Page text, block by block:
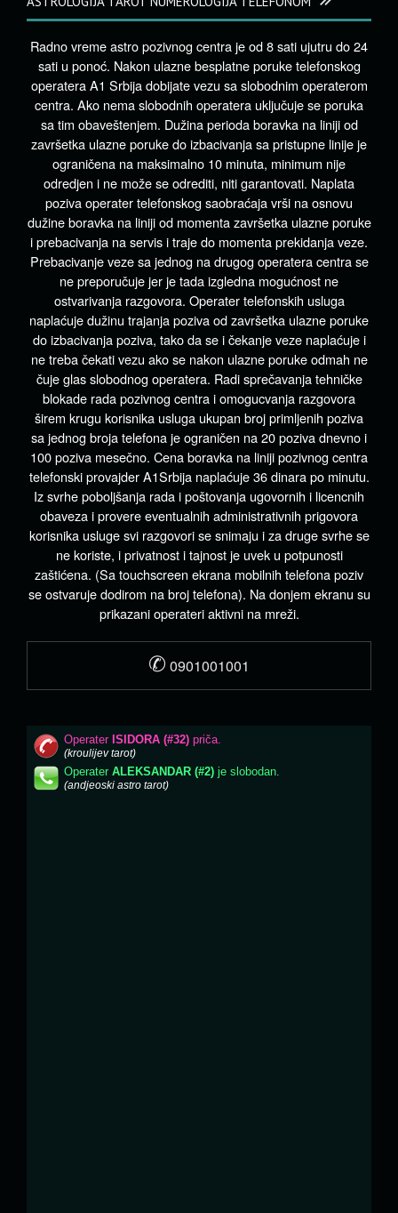
Radno vreme astro pozivnog centra je od 8 sati ujutru do 24
sati u ponoć. Nakon ulazne besplatne poruke telefonskog
operatera A1 Srbija dobijate vezu sa slobodnim operaterom
centra. Ako nema slobodnih operatera uključuje se poruka
sa tim obaveštenjem. Dužina perioda boravka na liniji od
završetka ulazne poruke do izbacivanja sa pristupne linije je
ograničena na maksimalno 10 minuta, minimum nije
odredjen i ne može se odrediti, niti garantovati. Naplata
poziva operater telefonskog saobraćaja vrši na osnovu
dužine boravka na liniji od momenta završetka ulazne poruke
i prebacivanja na servis i traje do momenta prekidanja veze.
Prebacivanje veze sa jednog na drugog operatera centra se
ne preporučuje jer je tada izgledna mogućnost ne
ostvarivanja razgovora. Operater telefonskih usluga
naplaćuje dužinu trajanja poziva od završetka ulazne poruke
do izbacivanja poziva, tako da se i čekanje veze naplaćuje i
ne treba čekati vezu ako se nakon ulazne poruke odmah ne
čuje glas slobodnog operatera. Radi sprečavanja tehničke
blokade rada pozivnog centra i omogucvanja razgovora
širem krugu korisnika usluga ukupan broj primljenih poziva
sa jednog broja telefona je ograničen na 20 poziva dnevno i
100 poziva mesečno. Cena boravka na liniji pozivnog centra
telefonski provajder A1Srbija naplaćuje 36 dinara po minutu.
Iz svrhe poboljšanja rada i poštovanja ugovornih i licencnih
obaveza i provere eventualnih administrativnih prigovora
korisnika usluge svi razgovori se snimaju i za druge svrhe se
ne koriste, i privatnost i tajnost je uvek u potpunosti
zaštićena. (Sa touchscreen ekrana mobilnih telefona poziv
se ostvaruje dodirom na broj telefona). Na donjem ekranu su
prikazani operateri aktivni na mreži.
✆ 0901001001